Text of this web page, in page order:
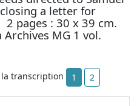
a letter for
pages : 30 x 39 cm.
Archives MG 1 vol.
transcription 1 2